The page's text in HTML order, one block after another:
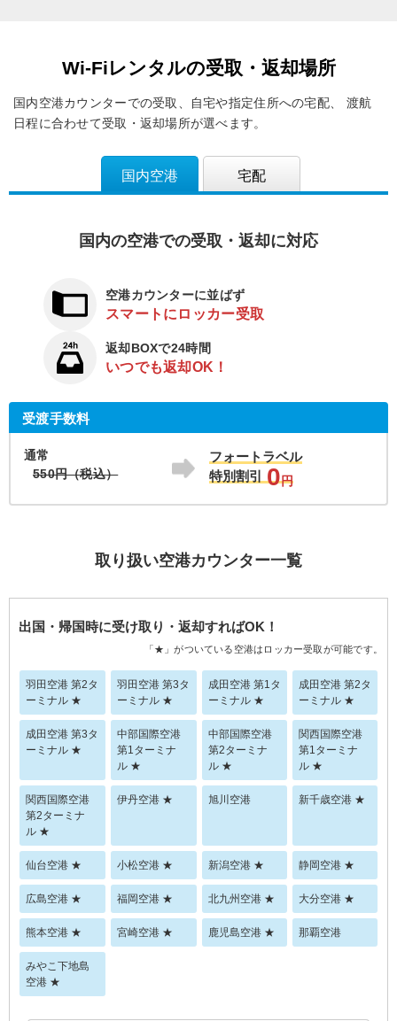
Wi-Fiレンタルの受取・返却場所
国内空港カウンターでの受取、自宅や指定住所への宅配、
渡航
日程に合わせて受取・返却場所が選べます。
国内空港 宅配
国内の空港での受取・返却に対応
空港カウンターに並ばず
スマートにロッカー受取
返却BOXで24時間
いつでも返却OK！
受渡手数料
通常
550円（税込）
フォートラベル
特別割引
0円
取り扱い空港カウンター一覧
出国・帰国時に受け取り・返却すればOK！
「★」がついている空港はロッカー受取が可能です。
羽田空港 第2タ
ーミナル ★
羽田空港 第3タ
ーミナル ★
成田空港 第1タ
ーミナル ★
成田空港 第2タ
ーミナル ★
成田空港 第3タ
ーミナル ★
中部国際空港
第1ターミナ
ル ★
中部国際空港
第2ターミナ
ル ★
関西国際空港
第1ターミナ
ル ★
関西国際空港
第2ターミナ
ル ★
伊丹空港 ★ 旭川空港 新千歳空港 ★
仙台空港 ★ 小松空港 ★ 新潟空港 ★ 静岡空港 ★
広島空港 ★ 福岡空港 ★ 北九州空港 ★ 大分空港 ★
熊本空港 ★ 宮崎空港 ★ 鹿児島空港 ★ 那覇空港
みやこ下地島
空港 ★